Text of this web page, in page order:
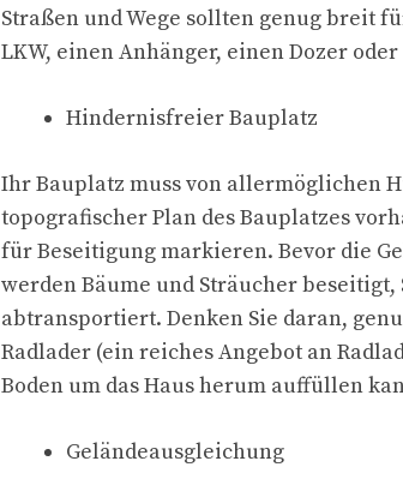
Straßen und Wege sollten genug breit
LKW, einen Anhänger, einen Dozer
Hindernisfreier Bauplatz
Ihr Bauplatz muss von allermöglichen
topografischer Plan des Bauplatzes
für Beseitigung markieren. Bevor die
werden Bäume und Sträucher
abtransportiert. Denken Sie daran,
Radlader (ein reiches Angebot an
Boden um das Haus herum auffüllen
Geländeausgleichung